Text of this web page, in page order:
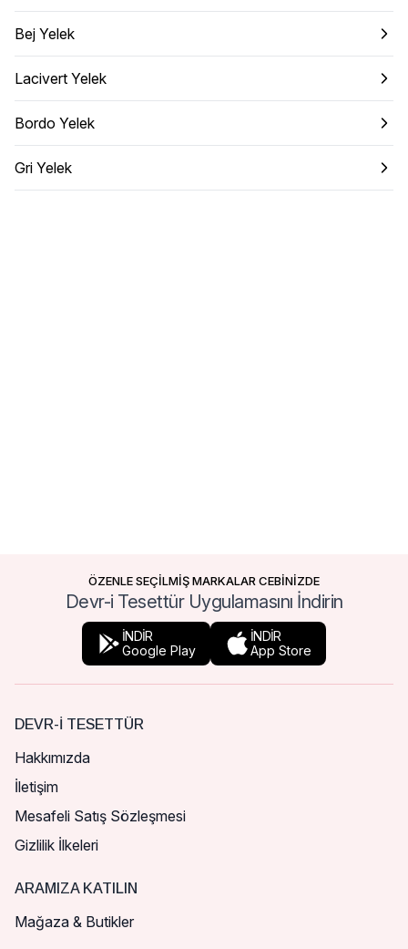
Bej Yelek
Lacivert Yelek
Bordo Yelek
Gri Yelek
ÖZENLE SEÇİLMİŞ MARKALAR CEBİNİZDE
Devr-i Tesettür Uygulamasını İndirin
İNDİR
Google Play
İNDİR
App Store
DEVR-I TESETTÜR
Hakkımızda
İletişim
Mesafeli Satış Sözleşmesi
Gizlilik İlkeleri
ARAMIZA KATILIN
Mağaza & Butikler